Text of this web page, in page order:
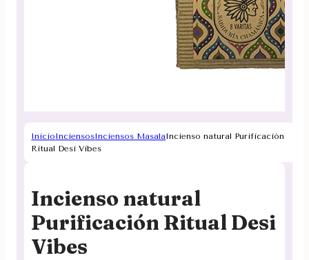
InicioInciensosInciensos MasalaIncienso natural Purificación
Ritual Desi Vibes
Incienso natural
Purificación Ritual Desi
Vibes